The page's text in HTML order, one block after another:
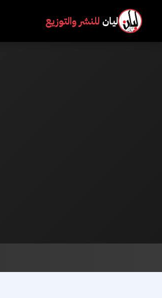
ليان للنشر والتوزيع